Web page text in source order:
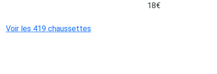
18€
Voir les 419 chaussettes